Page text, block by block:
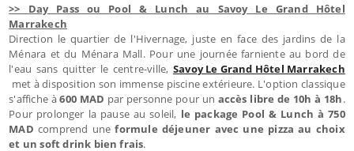
>> Day Pass ou Pool & Lunch au Savoy Le Grand Hôtel
Marrakech
Direction le quartier de l'Hivernage, juste en face des jardins de la
Ménara et du Ménara Mall. Pour une journée farniente au bord de
l'eau sans quitter le centre-ville, Savoy Le Grand Hôtel Marrakech
met à disposition son immense piscine extérieure. L'option classique
s'affiche à600 MAD par personne pour un accès libre de 10h à 18h.
Pour prolonger la pause au soleil, le package Pool & Lunch à 750
MAD comprend une formule déjeuner avec une pizza au choix
et un soft drink bien frais.